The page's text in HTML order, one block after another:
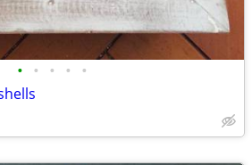
• • • • •